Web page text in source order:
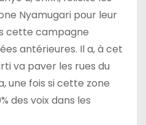
Nyamugari pour leur
cette campagne
antérieures. Il a, à cet
va paver les rues du
une fois si cette zone
des voix dans les